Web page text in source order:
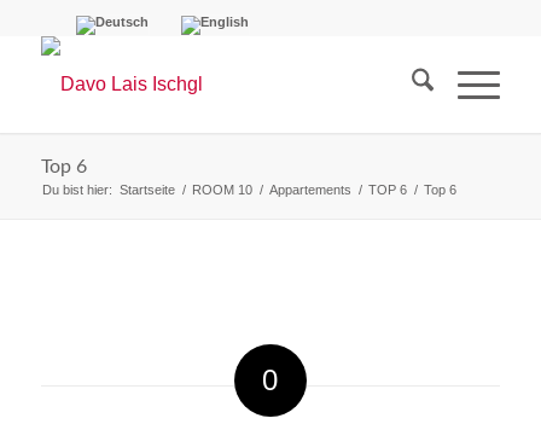
Top 6
Du bist hier: Startseite / ROOM 10 / Appartements / TOP 6 / Top 6
0